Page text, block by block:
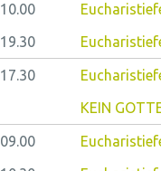
10.00
19.30
17.30
KEIN
09.00